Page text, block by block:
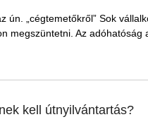
ún. „cégtemetőkről” Sok
megszüntetni. Az adóhatóság
kell útnyilvántartás?